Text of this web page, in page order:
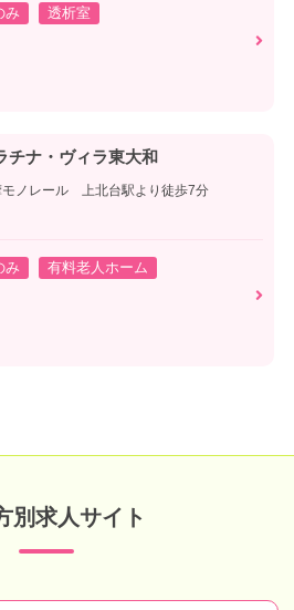
み
透析室
チナ・ヴィラ東大和
モノレール 上北台駅より徒歩7分
み
有料老人ホーム
別求人サイト